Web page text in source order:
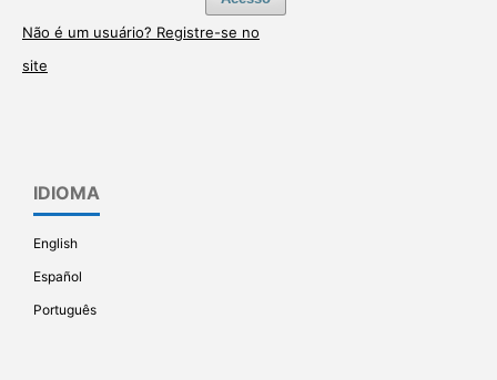
Não é um usuário? Registre-se no
site
IDIOMA
English
Español
Português